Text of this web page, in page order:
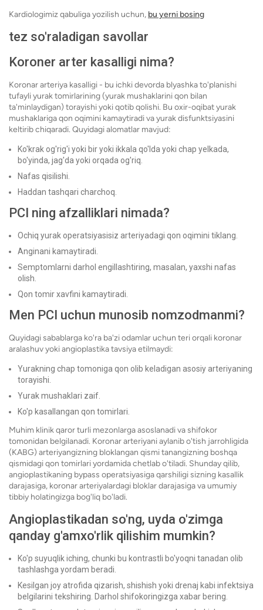
Kardiologimiz qabuliga yozilish uchun, bu yerni bosing
tez so'raladigan savollar
Koroner arter kasalligi nima?
Koronar arteriya kasalligi - bu ichki devorda blyashka to'planishi
tufayli yurak tomirlarining (yurak mushaklarini qon bilan
ta'minlaydigan) torayishi yoki qotib qolishi. Bu oxir-oqibat yurak
mushaklariga qon oqimini kamaytiradi va yurak disfunktsiyasini
keltirib chiqaradi. Quyidagi alomatlar mavjud:
Ko'krak og'rig'i yoki bir yoki ikkala qo'lda yoki chap yelkada,
bo'yinda, jag'da yoki orqada og'riq.
Nafas qisilishi.
Haddan tashqari charchoq.
PCI ning afzalliklari nimada?
Ochiq yurak operatsiyasisiz arteriyadagi qon oqimini tiklang.
Anginani kamaytiradi.
Semptomlarni darhol engillashtiring, masalan, yaxshi nafas
olish.
Qon tomir xavfini kamaytiradi.
Men PCI uchun munosib nomzodmanmi?
Quyidagi sabablarga ko'ra ba'zi odamlar uchun teri orqali koronar
aralashuv yoki angioplastika tavsiya etilmaydi:
Yurakning chap tomoniga qon olib keladigan asosiy arteriyaning
torayishi.
Yurak mushaklari zaif.
Ko'p kasallangan qon tomirlari.
Muhim klinik qaror turli mezonlarga asoslanadi va shifokor
tomonidan belgilanadi. Koronar arteriyani aylanib o'tish jarrohligida
(KABG) arteriyangizning bloklangan qismi tanangizning boshqa
qismidagi qon tomirlari yordamida chetlab o'tiladi. Shunday qilib,
angioplastikaning bypass operatsiyasiga qarshiligi sizning kasallik
darajasiga, koronar arteriyalardagi bloklar darajasiga va umumiy
tibbiy holatingizga bog'liq bo'ladi.
Angioplastikadan so'ng, uyda o'zimga
qanday g'amxo'rlik qilishim mumkin?
Ko'p suyuqlik iching, chunki bu kontrastli bo'yoqni tanadan olib
tashlashga yordam beradi.
Kesilgan joy atrofida qizarish, shishish yoki drenaj kabi infektsiya
belgilarini tekshiring. Darhol shifokoringizga xabar bering.